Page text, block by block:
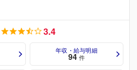
3.4
年収・給与明細
94 件